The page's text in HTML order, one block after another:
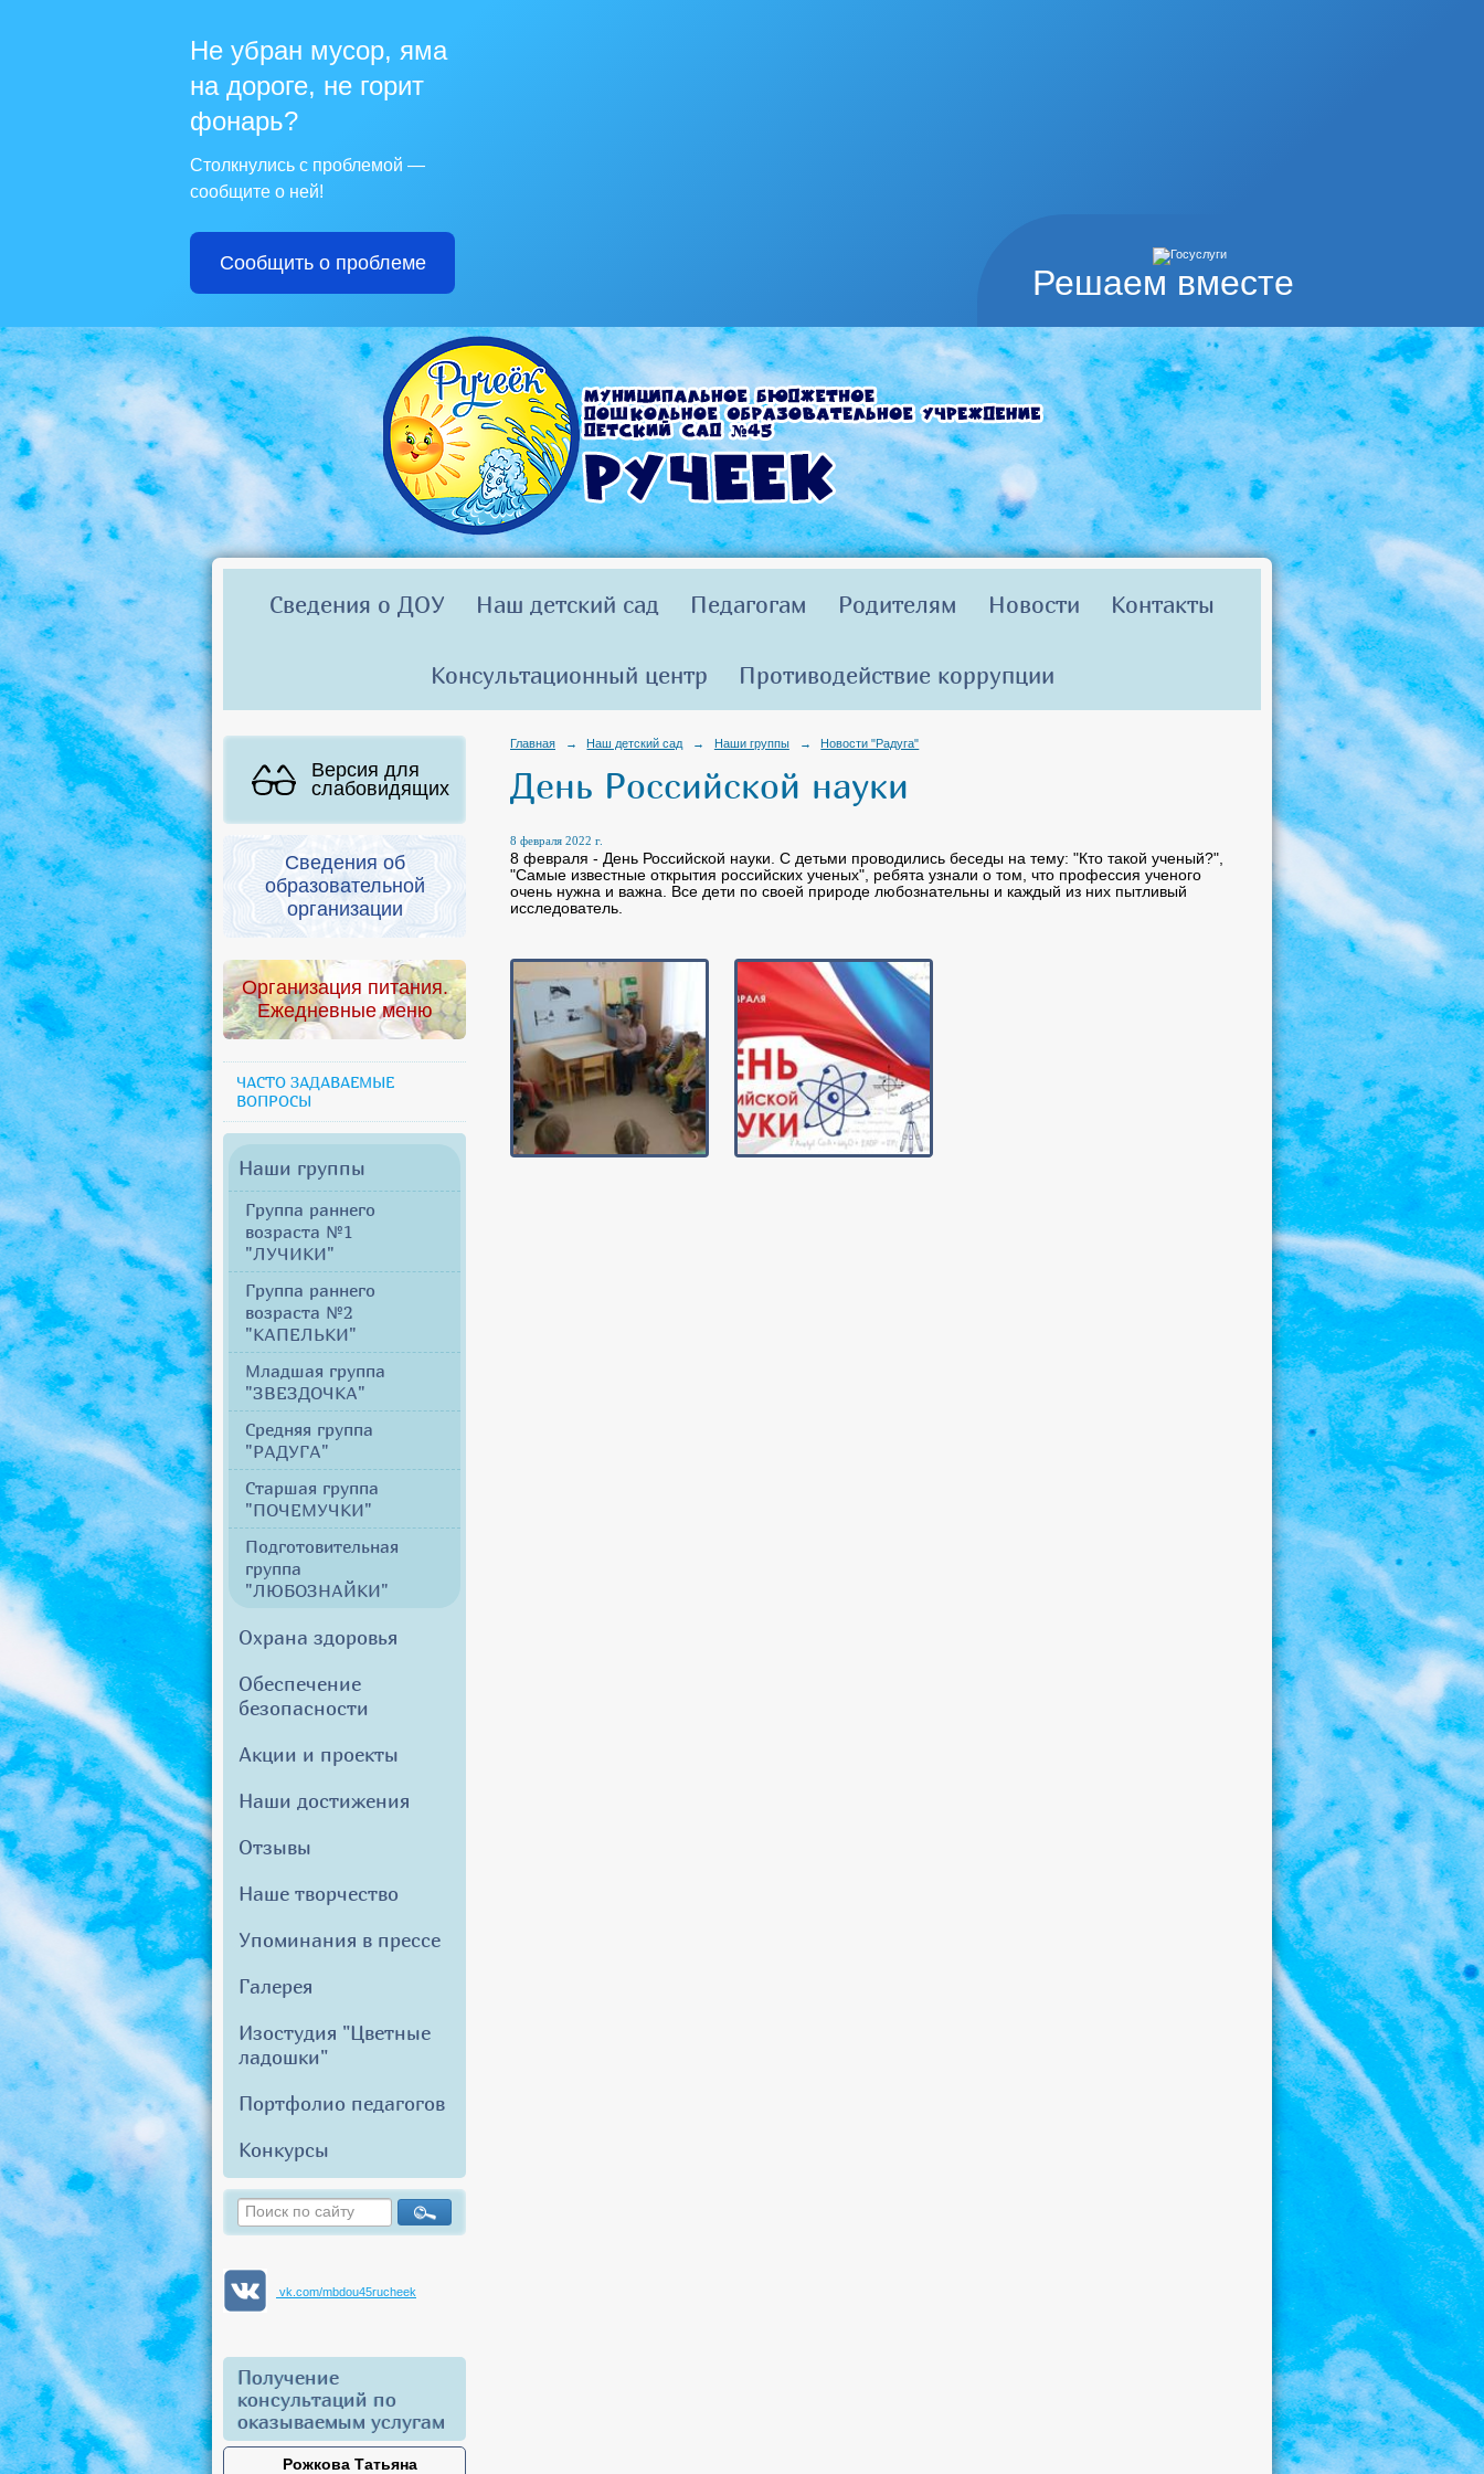
Решаем вместе
Не убран мусор, яма
на дороге, не горит
фонарь?
Столкнулись с проблемой —
сообщите о ней!
Сообщить о проблеме
Сведения о ДОУ Наш детский сад Педагогам Родителям Новости Контакты
Консультационный центр Противодействие коррупции
Версия для
слабовидящих
Сведения об
образовательной
организации
Организация питания.
Ежедневные меню
ЧАСТО ЗАДАВАЕМЫЕ
ВОПРОСЫ
Наши группы
Группа раннего
возраста №1
"ЛУЧИКИ"
Группа раннего
возраста №2
"КАПЕЛЬКИ"
Младшая группа
"ЗВЕЗДОЧКА"
Средняя группа
"РАДУГА"
Старшая группа
"ПОЧЕМУЧКИ"
Подготовительная
группа
"ЛЮБОЗНАЙКИ"
Охрана здоровья
Обеспечение
безопасности
Акции и проекты
Наши достижения
Отзывы
Наше творчество
Упоминания в прессе
Галерея
Изостудия "Цветные
ладошки"
Портфолио педагогов
Конкурсы
vk.com/mbdou45rucheek
Получение
консультаций по
оказываемым услугам
Рожкова Татьяна
Главная → Наш детский сад → Наши группы → Новости "Радуга"
День Российской науки
8 февраля 2022 г.
8 февраля - День Российской науки. С детьми проводились беседы на тему: "Кто такой ученый?",
"Самые известные открытия российских ученых", ребята узнали о том, что профессия ученого
очень нужна и важна. Все дети по своей природе любознательны и каждый из них пытливый
исследователь.